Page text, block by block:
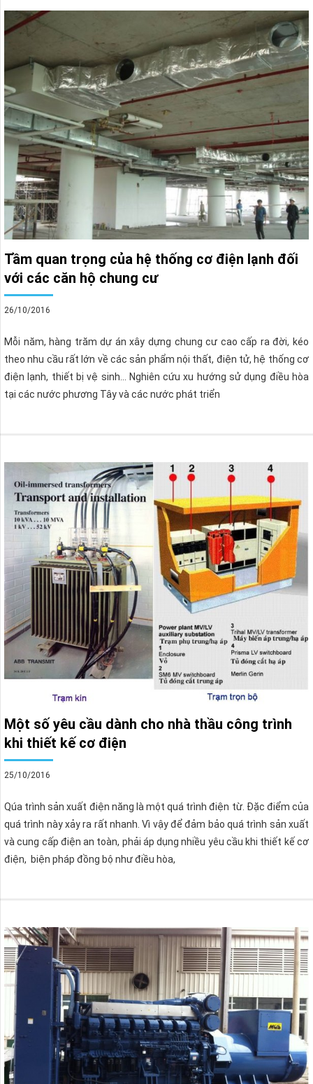
Tầm quan trọng của hệ thống cơ điện lạnh đối
với các căn hộ chung cư
26/10/2016
Mỗi năm, hàng trăm dự án xây dựng chung cư cao cấp ra đời, kéo
theo nhu cầu rất lớn về các sản phẩm nội thất, điện tử, hệ thống cơ
điện lạnh, thiết bị vệ sinh… Nghiên cứu xu hướng sử dụng điều hòa
tại các nước phương Tây và các nước phát triển
Một số yêu cầu dành cho nhà thầu công trình
khi thiết kế cơ điện
25/10/2016
Qúa trình sản xuất điện năng là một quá trình điện từ. Đặc điểm của
quá trình này xảy ra rất nhanh. Vì vậy để đảm bảo quá trình sản xuất
và cung cấp điện an toàn, phải áp dụng nhiều yêu cầu khi thiết kế cơ
điện, biện pháp đồng bộ như điều hòa,